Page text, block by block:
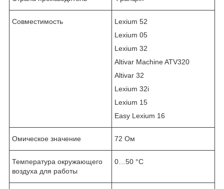
Совместимость
Lexium 52
Lexium 05
Lexium 32
Altivar Machine ATV320
Altivar 32
Lexium 32i
Lexium 15
Easy Lexium 16
Омическое значение 72 Ом
Температура окружающего
воздуха для работы
0…50 °C